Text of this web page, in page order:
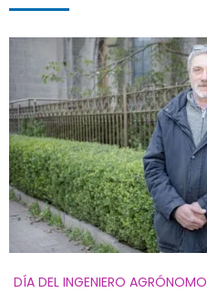
DÍA DEL INGENIERO AGRÓNOMO